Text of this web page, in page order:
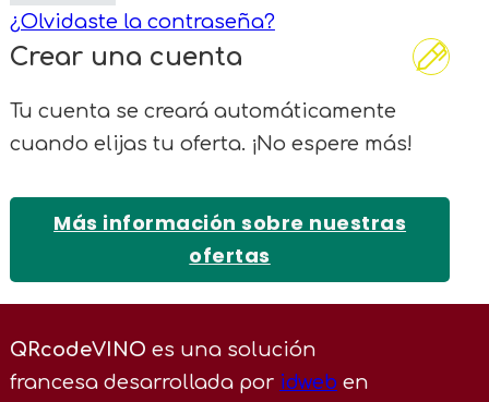
¿Olvidaste la contraseña?
Crear una cuenta
Tu cuenta se creará automáticamente
cuando elijas tu oferta. ¡No espere más!
Más información sobre nuestras
ofertas
QRcodeVINO es una solución
francesa desarrollada por idweb en